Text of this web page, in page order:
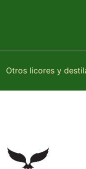
Otros licores y